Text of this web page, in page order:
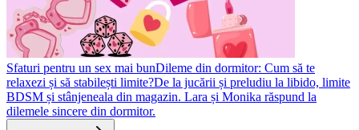
Sfaturi pentru un sex mai bunDileme din dormitor: Cum să te
relaxezi și să stabilești limite?De la jucării și preludiu la libido, limite
BDSM și stânjeneala din magazin. Lara și Monika răspund la
dilemele sincere din dormitor.